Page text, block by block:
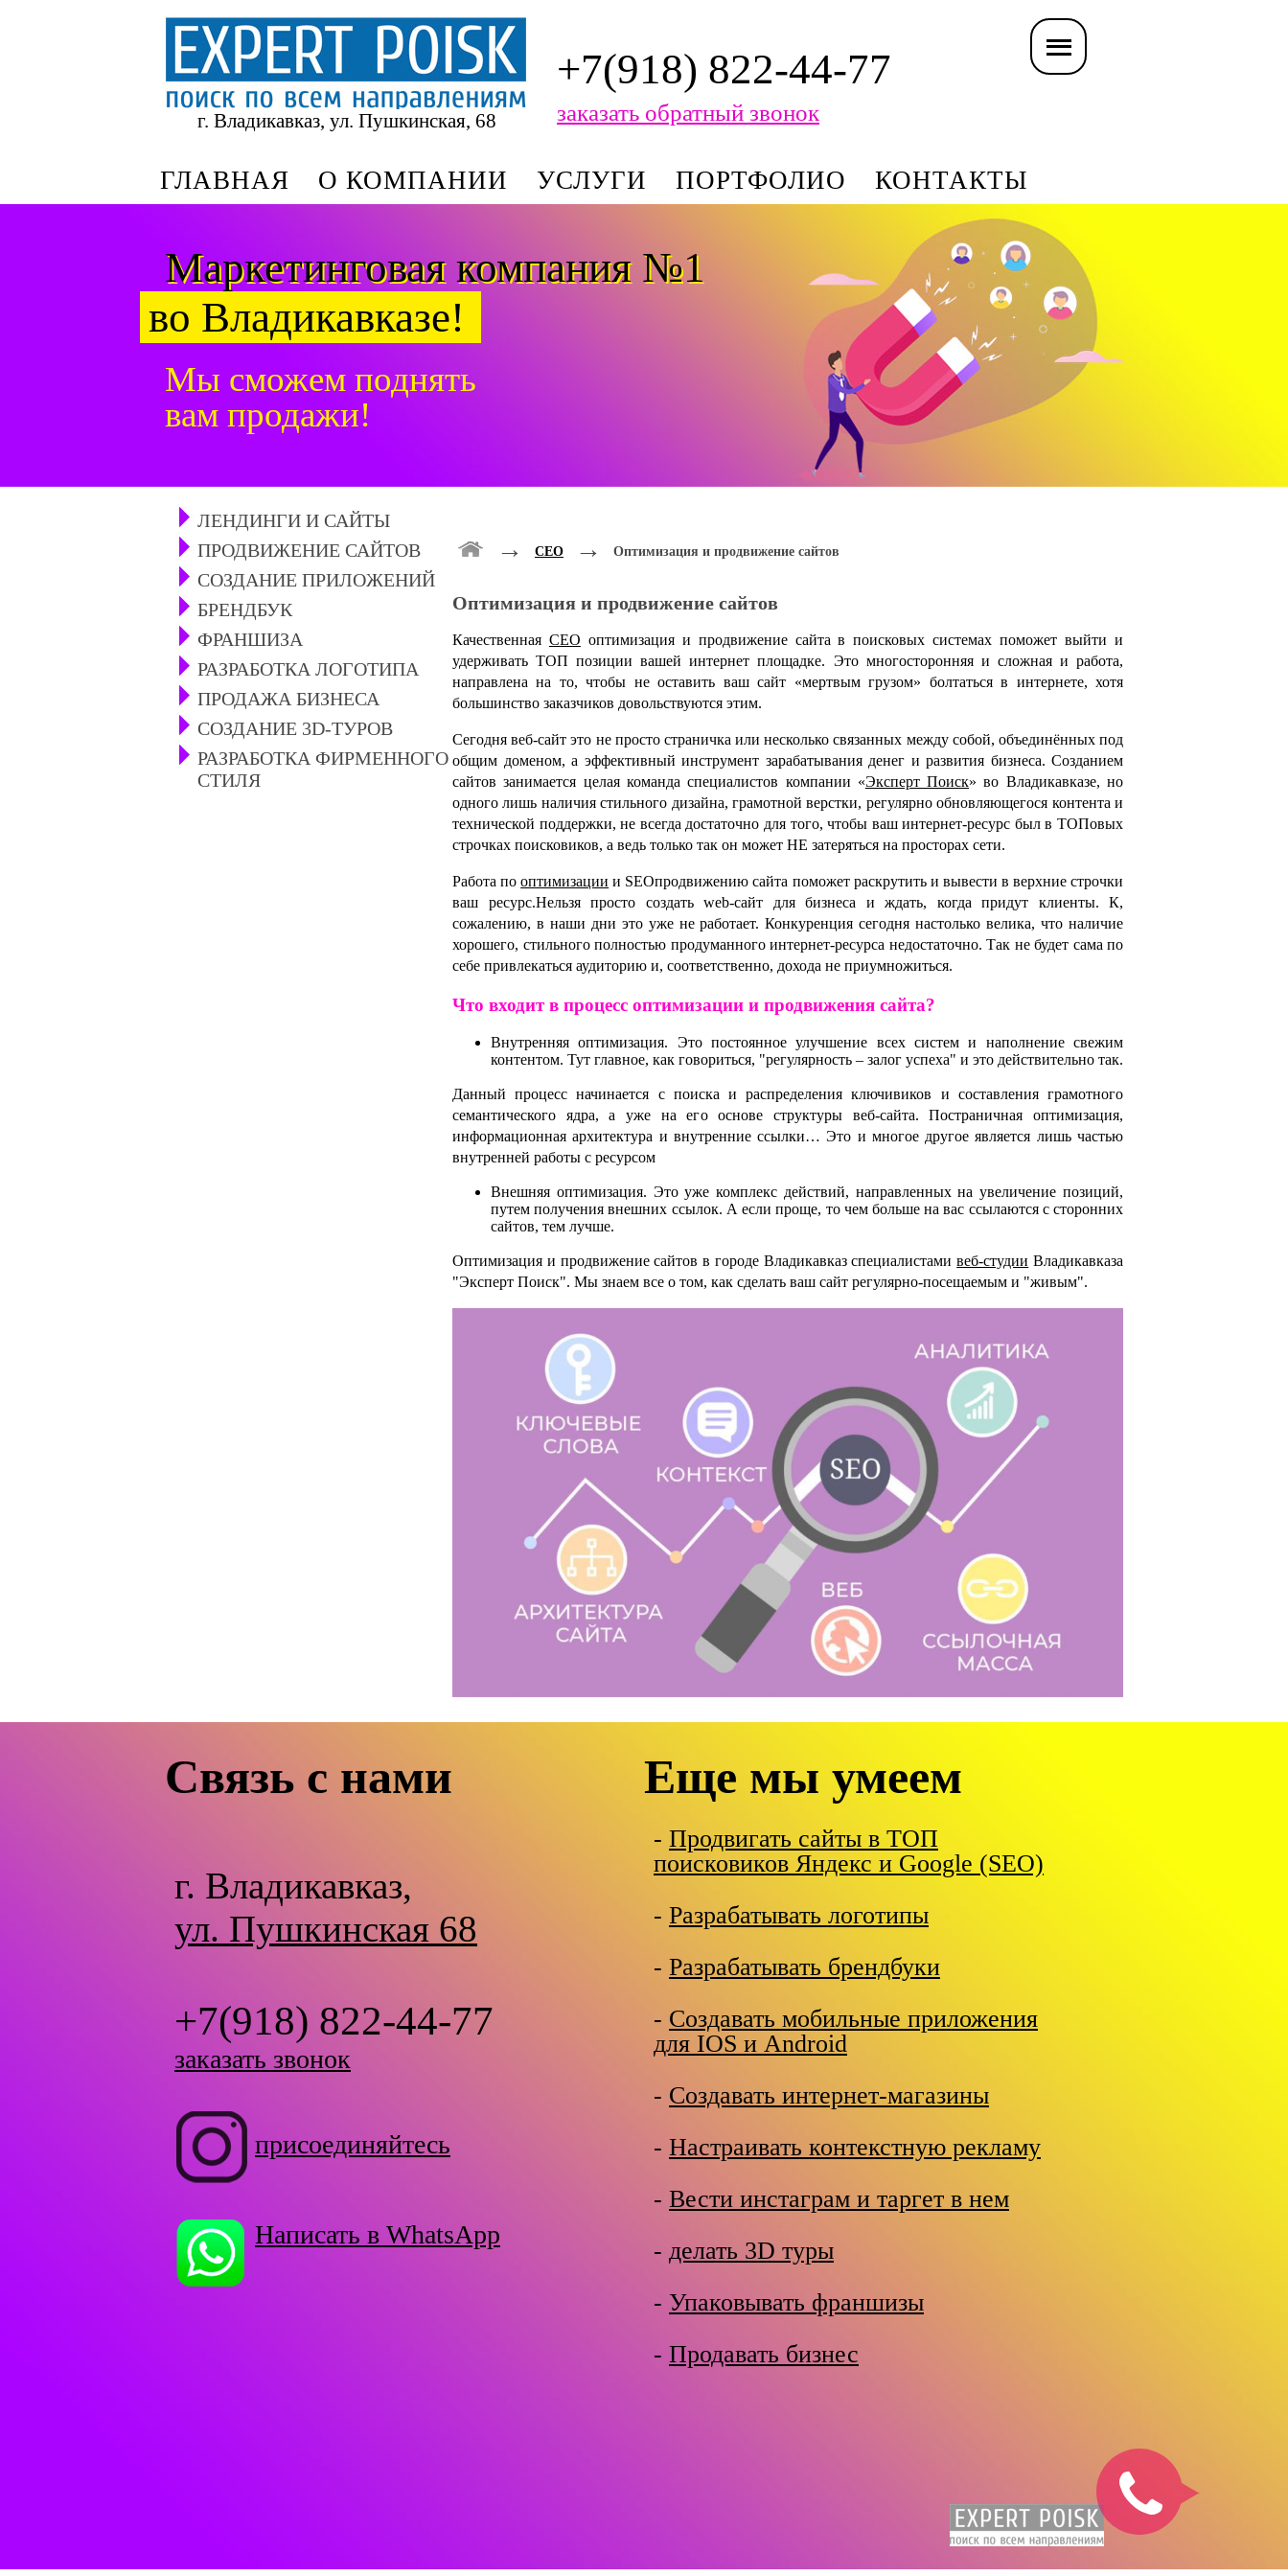
г. Владикавказ, ул. Пушкинская, 68
+7(918) 822-44-77
заказать обратный звонок
ГЛАВНАЯ О КОМПАНИИ УСЛУГИ ПОРТФОЛИО КОНТАКТЫ
Маркетинговая компания №1
во Владикавказе!
Мы сможем поднять
вам продажи!
→ СЕО → Оптимизация и продвижение сайтов
Оптимизация и продвижение сайтов
Качественная СЕО оптимизация и продвижение сайта в поисковых системах поможет выйти и
удерживать ТОП позиции вашей интернет площадке. Это многосторонняя и сложная и работа,
направлена на то, чтобы не оставить ваш сайт «мертвым грузом» болтаться в интернете, хотя
большинство заказчиков довольствуются этим.
Сегодня веб-сайт это не просто страничка или несколько связанных между собой, объединённых под
общим доменом, а эффективный инструмент зарабатывания денег и развития бизнеса. Созданием
сайтов занимается целая команда специалистов компании «Эксперт Поиск» во Владикавказе, но
одного лишь наличия стильного дизайна, грамотной верстки, регулярно обновляющегося контента и
технической поддержки, не всегда достаточно для того, чтобы ваш интернет-ресурс был в ТОПовых
строчках поисковиков, а ведь только так он может НЕ затеряться на просторах сети.
Работа пооптимизации и SEOпродвижению сайта поможет раскрутить и вывести в верхние строчки
ваш ресурс.Нельзя просто создать web-сайт для бизнеса и ждать, когда придут клиенты. К,
сожалению, в наши дни это уже не работает. Конкуренция сегодня настолько велика, что наличие
хорошего, стильного полностью продуманного интернет-ресурса недостаточно. Так не будет сама по
себе привлекаться аудиторию и, соответственно, дохода не приумножиться.
Что входит в процесс оптимизации и продвижения сайта?
Внутренняя оптимизация. Это постоянное улучшение всех систем и наполнение свежим
контентом. Тут главное, как говориться, "регулярность – залог успеха" и это действительно так.
Данный процесс начинается с поиска и распределения ключивиков и составления грамотного
семантического ядра, а уже на его основе структуры веб-сайта. Постраничная оптимизация,
информационная архитектура и внутренние ссылки… Это и многое другое является лишь частью
внутренней работы с ресурсом
Внешняя оптимизация. Это уже комплекс действий, направленных на увеличение позиций,
путем получения внешних ссылок. А если проще, то чем больше на вас ссылаются с сторонних
сайтов, тем лучше.
Оптимизация и продвижение сайтов в городе Владикавказ специалистамивеб-студии Владикавказа
"Эксперт Поиск". Мы знаем все о том, как сделать ваш сайт регулярно-посещаемым и "живым".
ЛЕНДИНГИ И САЙТЫ
ПРОДВИЖЕНИЕ САЙТОВ
СОЗДАНИЕ ПРИЛОЖЕНИЙ
БРЕНДБУК
ФРАНШИЗА
РАЗРАБОТКА ЛОГОТИПА
ПРОДАЖА БИЗНЕСА
СОЗДАНИЕ 3D-ТУРОВ
РАЗРАБОТКА ФИРМЕННОГО
СТИЛЯ
Связь с нами
г. Владикавказ,
ул. Пушкинская 68
+7(918) 822-44-77
заказать звонок
присоединяйтесь
Написать в WhatsApp
Еще мы умеем
- Продвигать сайты в ТОП
поисковиков Яндекс и Google (SEO)
- Разрабатывать логотипы
- Разрабатывать брендбуки
- Создавать мобильные приложения
для IOS и Android
- Создавать интернет-магазины
- Настраивать контекстную рекламу
- Вести инстаграм и таргет в нем
- делать 3D туры
- Упаковывать франшизы
- Продавать бизнес